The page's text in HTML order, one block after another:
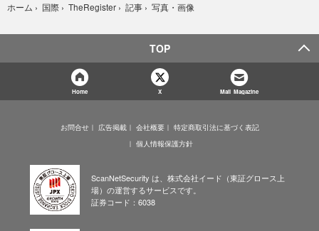
ホーム › 国際 › TheRegister › 記事 › 写真・画像
TOP
Home X Mail Magazine
お問合せ 広告掲載 会社概要
特定商取引法に基づく表記
個人情報保護方針
ScanNetSecurity は、株式会社イード（東証グロース上
場）の運営するサービスです。
証券コード：6038